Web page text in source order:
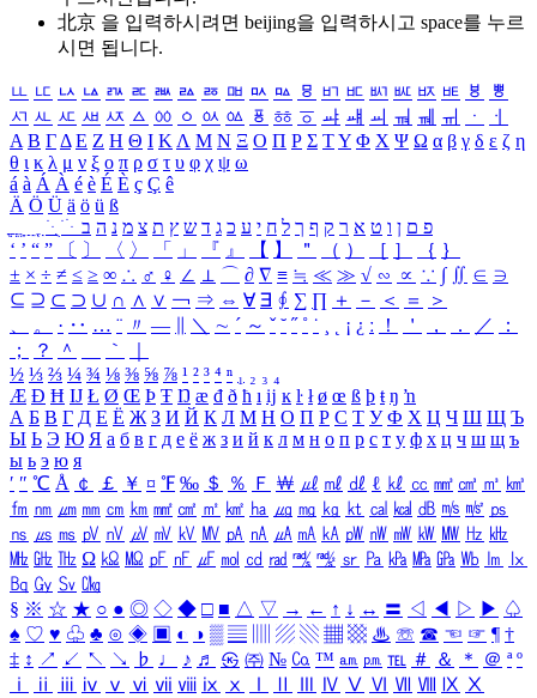
北京 을 입력하시려면 beijing을 입력하시고 space를 누르
시면 됩니다.
ㅥ ㅦ ㅧ ㅨ ㅩ ㅪ ㅫ ㅬ ㅭ ㅮ ㅯ ㅰ ㅱ ㅲ ㅳ ㅴ ㅵ ㅶ ㅷ ㅸ
ㅹ
ㅺ ㅻ ㅼ ㅽ ㅾ ㅿ ㆀ ㆁ ㆂ ㆃ ㆄ ㆅ ㆆ ㆇ ㆈ ㆉ ㆊ ㆋ ㆌ ㆍ
ㆎ
Α Β ΓΔ Ε Ζ Η Θ Ι ΚΛ Μ Ν Ξ Ο Π Ρ Σ ΤΥ Φ Χ Ψ Ω α β γ δ ε ζ η
θ ι κ λ μ ν ξ ο π ρ σ τ υ φ χ ψ ω
á à Á À é è É È ç Ç ê
Ä Ö Ü ä ö ü ß
ִֶֹ ֻּ ׁׂ פ ם ן ו ט א ר ק ף ך ל ח י ע כ ג ד ש ץ ת צ מ נ ה ב
‘ ’ “ ” 〔 〕 〈 〉 「 」 『 』 【 】 ＂ （ ） ［ ］ ｛ ｝
± × ÷ ≠ ≤ ≥ ∞ ∴ ♂ ♀ ∠ ⊥ ⌒ ∂ ∇ ≡ ≒ ≪ ≫ √ ∽ ∝ ∵ ∫ ∬ ∈ ∋
⊆ ⊇ ⊂ ⊃ ∪ ∩ ∧ ∨ ￢ ⇒ ⇔ ∀ ∃ ∮ ∑ ∏ ＋ － ＜ ＝
＞
、
。 · ‥ … ¨ 〃 ― ＼ ∼ ´ ～ ˇ ˘ ˝ ˚ ˙ ¸ ¡ ¿ ː ！ ＇ ， ． ／
：
；
？ ＾ ｀
½ ⅓ ⅔ ¼ ¾ ⅛ ⅜ ⅝ ⅞ ¹ ² ³ ⁴ ⁿ ₁ ₂ ₃ ₄
Æ Ð Ħ Ĳ Ł Ø Œ Þ Ŧ Ŋ æ đ ð ħ ı ĳ ĸ ŀ ł ø œ ß þ ŧ ŋ ŉ
А Б В Г Д Е Ё Ж З И Й К Л М Н О П Р С Т У Ф Х Ц Ч Ш Щ Ъ
Ы Ь Э Ю Я а б в г д е ё ж з и й к л м н о п р с т у ф х ц ч ш щ ъ
ы ь э ю я
′ ″ ℃ Å ￠ ￡ ￥ ¤ ℉ ‰ ＄ ％ Ｆ ￦ ㎕ ㎖ ㎗ ℓ ㎘ ㏄ ㎣ ㎤ ㎥ ㎦
㎙ ㎚ ㎛ ㎜ ㎝ ㎞ ㎟ ㎠ ㎡ ㎢ ㏊ ㎍ ㎎ ㎏ ㏏ ㎈ ㎉ ㏈ ㎧ ㎨ ㎰
㎱ ㎲ ㎳ ㎴ ㎵ ㎶ ㎷ ㎸ ㎹ ㎀ ㎁ ㎂ ㎃ ㎄ ㎺ ㎻ ㎽ ㎾ ㎿ ㎐ ㎑
㎒ ㎓ ㎔ Ω ㏀ ㏁ ㎊ ㎋ ㎌ ㏖ ㏅ ㎭ ㎮ ㎯ ㏛ ㎩ ㎪ ㎫ ㎬ ㏝ ㏐
㏓
㏃ ㏉ ㏜ ㏆
§ ※ ☆ ★ ○ ● ◎ ◇ ◆ □ ■ △ ▽ → ← ↑ ↓ ↔ 〓 ◁ ◀ ▷ ▶ ♤
♠ ♡ ♥ ♧ ♣ ⊙ ◈ ▣ ◐ ◑ ▒ ▤ ▨ ▧ ▦ ▩ ♨ ☏ ☎ ☜ ☞ ¶ †
‡ ↕ ↗ ↙ ↖ ↘ ♭ ♩ ♪ ♬ ㉿ ㈜ № ㏇ ™ ㏂ ㏘ ℡ ＃ ＆ ＊ ＠ ª º
ⅰ
ⅱ ⅲ ⅳ ⅴ ⅵ ⅶ ⅷ ⅸ ⅹ Ⅳ Ⅴ Ⅵ Ⅶ Ⅷ Ⅸ Ⅹ